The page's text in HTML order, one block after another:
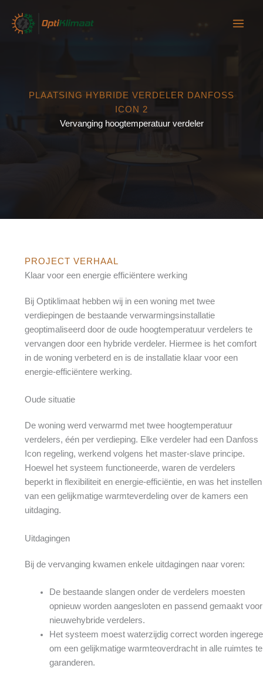
naar
PLAATSING HYBRIDE VERDELER DANFOSS
ICON 2
Vervanging hoogtemperatuur verdeler
PROJECT VERHAAL
Klaar voor een energie efficiëntere werking
Bij Optiklimaat hebben wij in een woning met twee
verdiepingen de bestaande verwarmingsinstallatie
geoptimaliseerd door de oude hoogtemperatuur verdelers te
vervangen door een hybride verdeler. Hiermee is het comfort
in de woning verbeterd en is de installatie klaar voor een
energie-efficiëntere werking.
Oude situatie
De woning werd verwarmd met twee hoogtemperatuur
verdelers, één per verdieping. Elke verdeler had een Danfoss
Icon regeling, werkend volgens het master-slave principe.
Hoewel het systeem functioneerde, waren de verdelers
beperkt in flexibiliteit en energie-efficiëntie, en was het instellen
van een gelijkmatige warmteverdeling over de kamers een
uitdaging.
Uitdagingen
Bij de vervanging kwamen enkele uitdagingen naar voren:
De bestaande slangen onder de verdelers moesten
opnieuw worden aangesloten en passend gemaakt
nieuwehybride verdelers.
Het systeem moest waterzijdig correct worden
om een gelijkmatige warmteoverdracht in alle ruimtes te
garanderen.